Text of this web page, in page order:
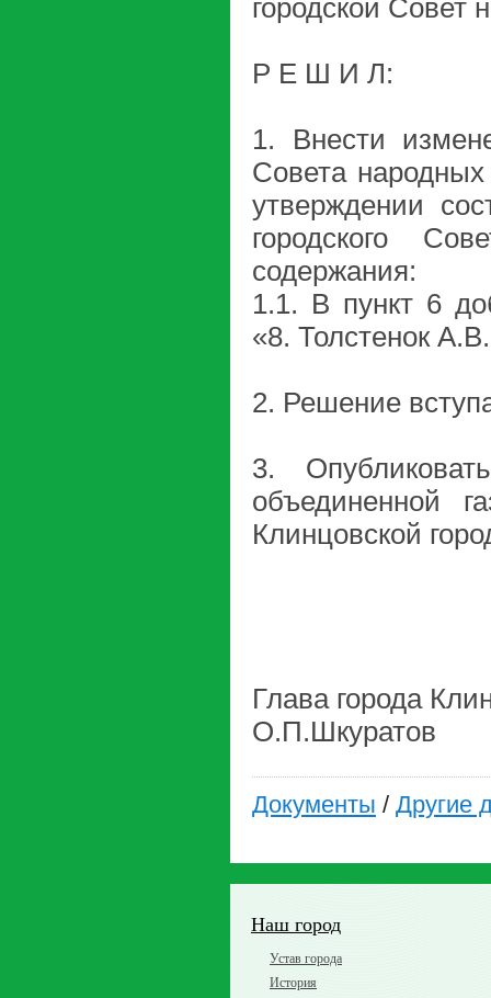
городской Совет
Р Е Ш И Л:
1. Внести
Совета
утверждении
городского
содержания:
1.1. В пункт 6
«8. Толстенок
2. Решение
3.
объединенной
Клинцовской
Глава
О.П.Шкуратов
Документы / Другие
Наш город
Устав города
История